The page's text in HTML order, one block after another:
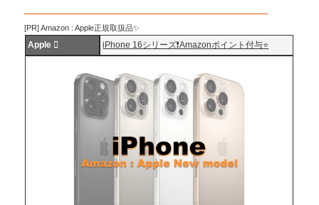
[PR] Amazon : Apple正規取扱品✨
Apple  iPhone 16シリーズ❗️Amazonポイント付与⭐️